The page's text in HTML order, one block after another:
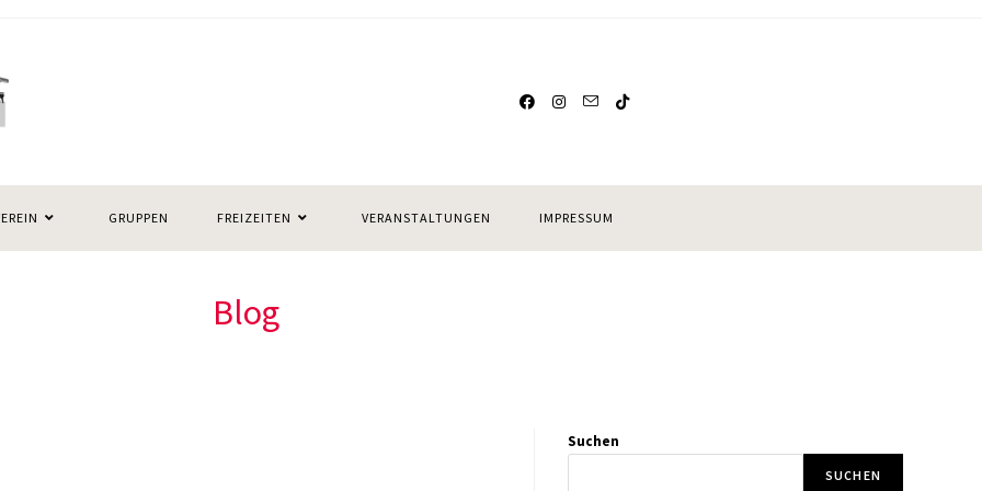
GRUPPEN FREIZEITEN VERANSTALTUNGEN IMPRESSUM
Blog
Suchen
SUCHEN